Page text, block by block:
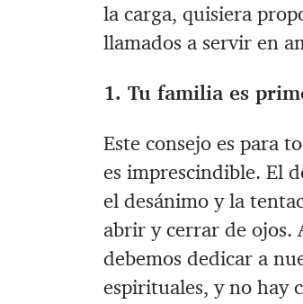
la carga, quisiera
llamados a servir en
1. Tu familia es
Este consejo es para
es imprescindible. El
el desánimo y la
abrir y cerrar de ojos.
debemos dedicar a
espirituales, y no hay